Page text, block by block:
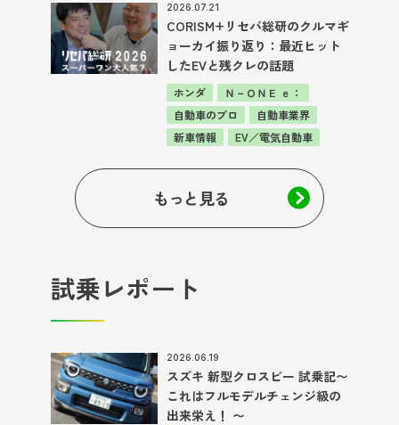
2026.07.21
CORISM+リセバ総研のクルマギ
ョーカイ振り返り：最近ヒット
したEVと残クレの話題
ホンダ
Ｎ－ＯＮＥ ｅ：
自動車のプロ
自動車業界
新車情報
EV／電気自動車
もっと見る
試乗レポート
2026.06.19
スズキ 新型クロスビー 試乗記〜
これはフルモデルチェンジ級の
出来栄え！ 〜